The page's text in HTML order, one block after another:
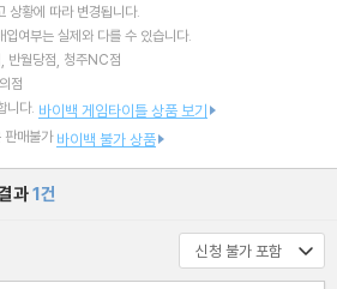
상황에 따라 변경됩니다.
여부는 실제와 다를 수 있습니다.
반월당점, 청주NC점
점
니다. 바이백 게임타이틀 상품 보기
판매불가 바이백 불가 상품
과1건